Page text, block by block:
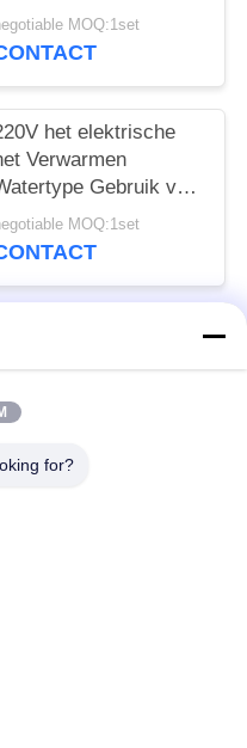
snelheid en lage NOx
bij gasbrander
MOQ:1set
het elektrische
Verwarmen
Gebruik van
de het Gasverstuiver
LPG bij Gasfornuis
MOQ:1set
for?